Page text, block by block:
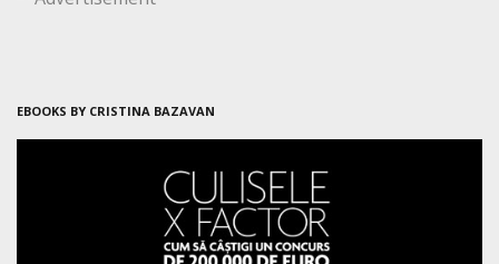
EBOOKS BY CRISTINA BAZAVAN